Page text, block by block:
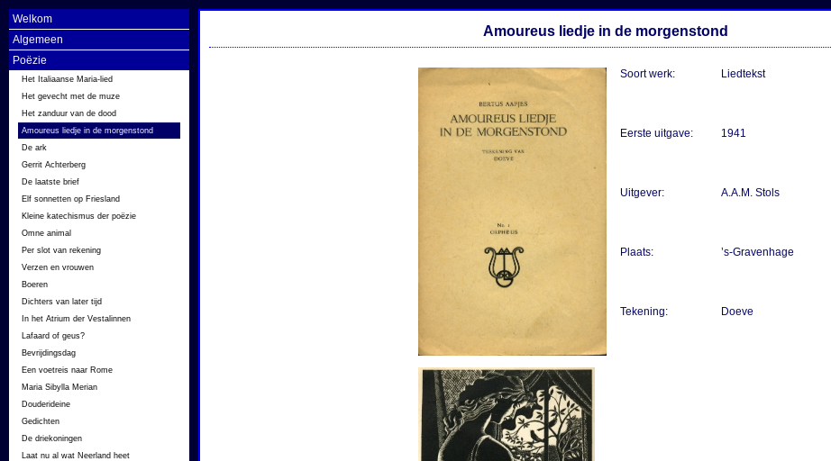
Welkom
Algemeen
Poëzie
Het Italiaanse Maria-lied
Het gevecht met de muze
Het zanduur van de dood
Amoureus liedje in de morgenstond
De ark
Gerrit Achterberg
De laatste brief
Elf sonnetten op Friesland
Kleine katechismus der poëzie
Omne animal
Per slot van rekening
Verzen en vrouwen
Boeren
Dichters van later tijd
In het Atrium der Vestalinnen
Lafaard of geus?
Bevrijdingsdag
Een voetreis naar Rome
Maria Sibylla Merian
Douderideine
Gedichten
De driekoningen
Laat nu al wat Neerland heet
Amoureus liedje in de morgenstond
Soort werk: Liedtekst
Eerste uitgave: 1941
Uitgever: A.A.M. Stols
Plaats: ’s-Gravenhage
Tekening: Doeve